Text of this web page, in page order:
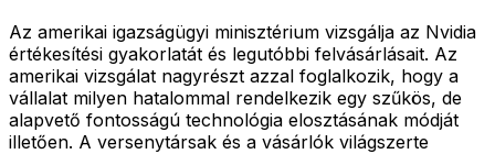
Az amerikai igazságügyi minisztérium vizsgálja az Nvidia
értékesítési gyakorlatát és legutóbbi felvásárlásait. Az
amerikai vizsgálat nagyrészt azzal foglalkozik, hogy a
vállalat milyen hatalommal rendelkezik egy szűkös, de
alapvető fontosságú technológia elosztásának módját
illetően. A versenytársak és a vásárlók világszerte